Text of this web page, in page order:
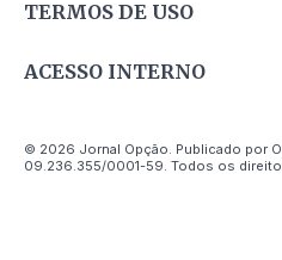
TERMOS DE USO
ACESSO INTERNO
© 2026 Jornal Opção. Publicado por
09.236.355/0001-59. Todos os